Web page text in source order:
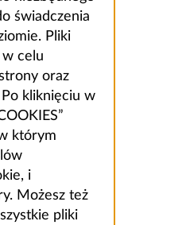
świadczenia
Pliki
celu
oraz
kliknięciu w
którym
i
Możesz też
pliki